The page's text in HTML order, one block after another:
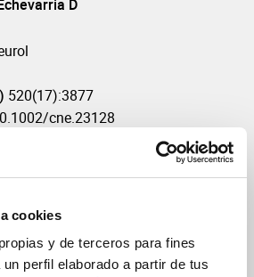
cookies
y de terceros para fines
perfil elaborado a partir de tus
D
520(17):3877
cne.23128